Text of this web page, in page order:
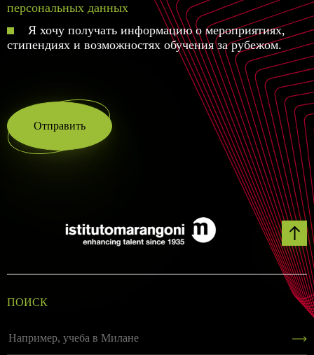
персональных данных
Я хочу получать информацию о мероприятиях,
стипендиях и возможностях обучения за рубежом.
Отправить
ПОИСК